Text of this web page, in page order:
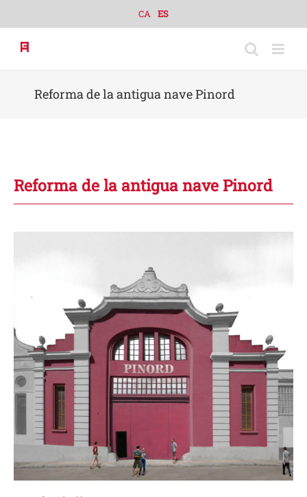
content
CA ES
Reforma de la antigua nave Pinord
Reforma de la antigua nave Pinord